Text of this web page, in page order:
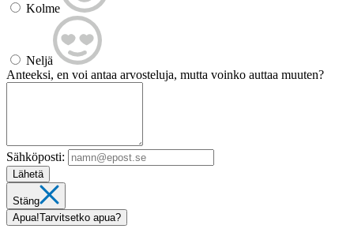
Kolme
Neljä
Anteeksi, en voi antaa arvosteluja, mutta voinko auttaa muuten?
Sähköposti:
Lähetä
Stäng
Apua!Tarvitsetko apua?